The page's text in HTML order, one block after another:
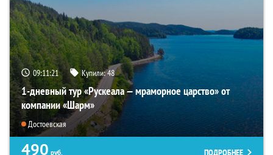
09:11:20 Купили:48
1-дневный тур «Рускеала — мраморное царство» от
компании «Шарм»
Достоевская
490 руб.
ПОДРОБНЕЕ